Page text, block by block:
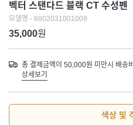
벡터 스탠다드 블랙 CT 수성펜
모델명 - 8802031001009
35,000원
총 결제금액이 50,000원 미만시 배송
상세보기
색상 및